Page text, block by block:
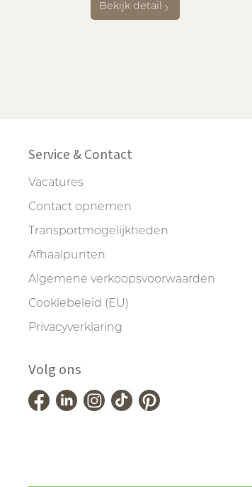
Bekijk detail
Service & Contact
Vacatures
Contact opnemen
Transportmogelijkheden
Afhaalpunten
Algemene verkoopsvoorwaarden
Cookiebeleid (EU)
Privacyverklaring
Volg ons